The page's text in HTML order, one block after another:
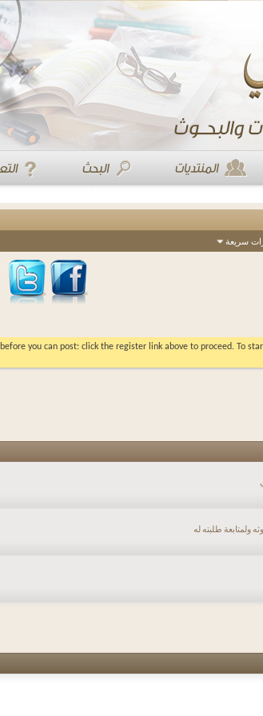
سريعة
before you can post: click the register link above to proceed. To
ولمتابعة طلبته له